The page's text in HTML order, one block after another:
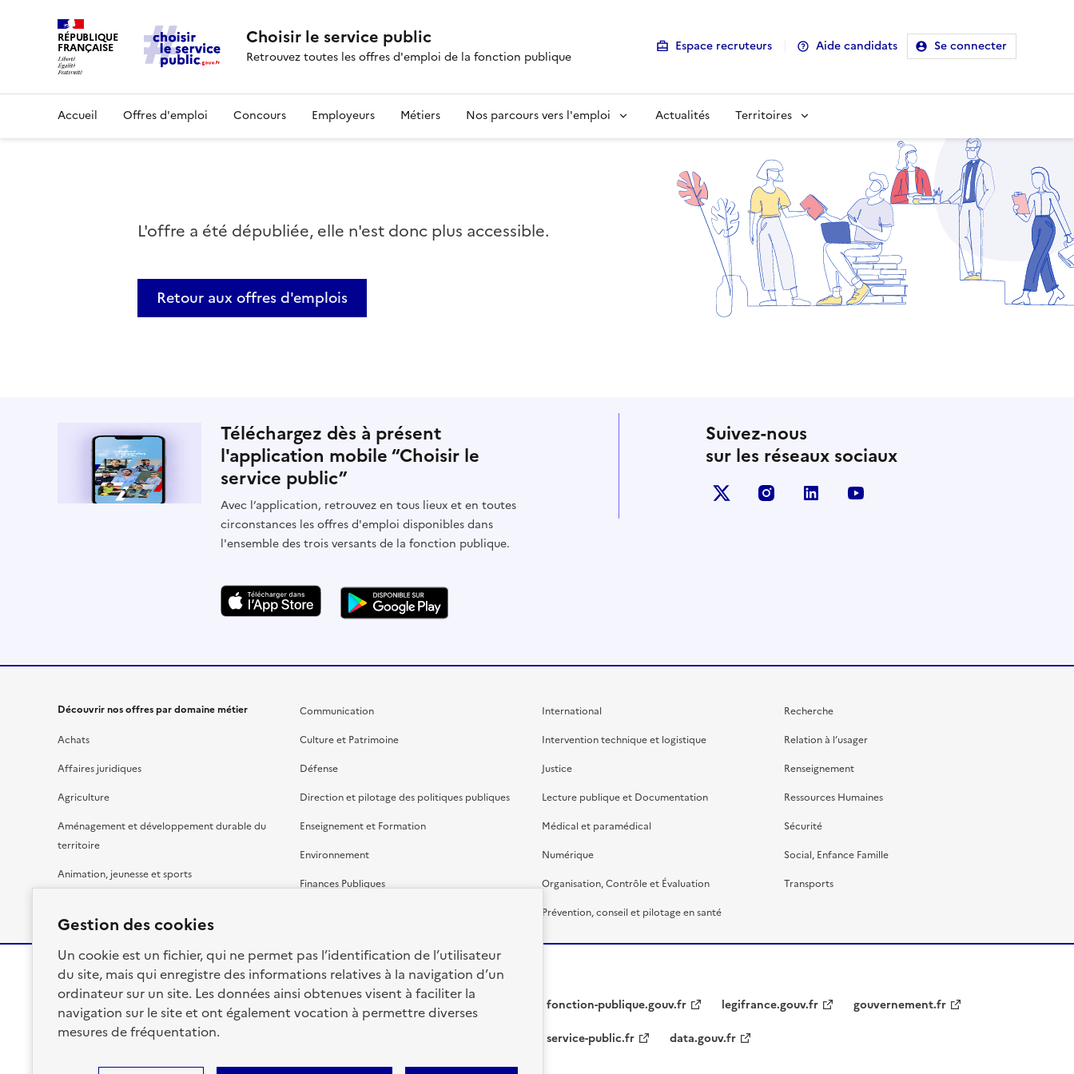
Gestion des cookies
Un cookie est un fichier, qui ne permet pas l’identification de l’utilisateur
du site, mais qui enregistre des informations relatives à la navigation d’un
ordinateur sur un site. Les données ainsi obtenues visent à faciliter la
navigation sur le site et ont également vocation à permettre diverses
mesures de fréquentation.
RÉPUBLIQUE
FRANÇAISE Choisir le service public
Retrouvez toutes les offres d'emploi de la fonction publique
Espace recruteurs Aide candidats Se connecter
Accueil Offres d'emploi Concours Employeurs Métiers Nos parcours vers l'emploi Actualités Territoires
L'offre a été dépubliée, elle n'est donc plus accessible.
Retour aux offres d'emplois
Téléchargez dès à présent
l'application mobile “Choisir le
service public”
Avec l’application, retrouvez en tous lieux et en toutes
circonstances les offres d'emploi disponibles dans
l'ensemble des trois versants de la fonction publique.
Suivez-nous
sur les réseaux sociaux
X (anciennement Twitter)
instagramlinkedin
Découvrir nos offres par domaine métier
Achats
Affaires juridiques
Agriculture
Aménagement et développement durable du
territoire
Animation, jeunesse et sports
Communication
Culture et Patrimoine
Défense
Direction et pilotage des politiques publiques
Enseignement et Formation
Environnement
Finances Publiques
International
Intervention technique et logistique
Justice
Lecture publique et Documentation
Médical et paramédical
Numérique
Organisation, Contrôle et Évaluation
Prévention, conseil et pilotage en santé
Recherche
Relation à l’usager
Renseignement
Ressources Humaines
Sécurité
Social, Enfance Famille
Transports
RÉPUBLIQUE
FRANÇAISE fonction-publique.gouv.fr legifrance.gouv.fr
gouvernement.fr
service-public.fr
data.gouv.fr